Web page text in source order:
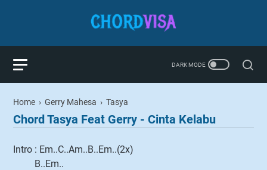
Home › Gerry Mahesa › Tasya
Chord Tasya Feat Gerry - Cinta Kelabu
Intro : Em..C..Am..B..Em..(2x)
B..Em..